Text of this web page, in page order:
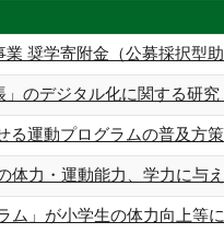
奨学寄附金（公募採択型助
のデジタル化に関する研
運動プログラムの普及方
力・運動能力、学力に与
」が小学生の体力向上等